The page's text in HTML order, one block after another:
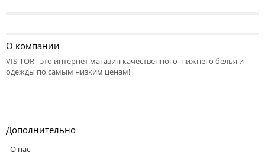
О компании
VIS-TOR - это интернет магазин качественного нижнего белья и
одежды по самым низким ценам!
Дополнительно
О нас